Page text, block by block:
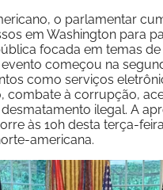
o parlamentar
em Washington para
focada em temas
evento começou na
como serviços
combate à corrupção,
ilegal. A
às 10h desta terça-
americana.